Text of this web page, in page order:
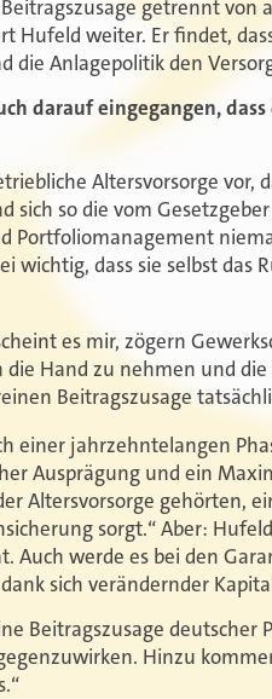
Beitragszusage getrennt
Hufeld weiter. Er findet,
die Anlagepolitik den
darauf eingegangen,
Altersvorsorge
sich so die vom
Portfoliomanagement
wichtig, dass sie selbst
es mir, zögern
Hand zu nehmen und
Beitragszusage
einer jahrzehntelangen
Ausprägung und ein
Altersvorsorge gehörten,
sorgt.“ Aber:
Auch werde es bei den
sich verändernder
Beitragszusage
Hinzu